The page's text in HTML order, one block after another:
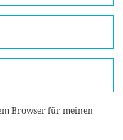
Browser für meinen